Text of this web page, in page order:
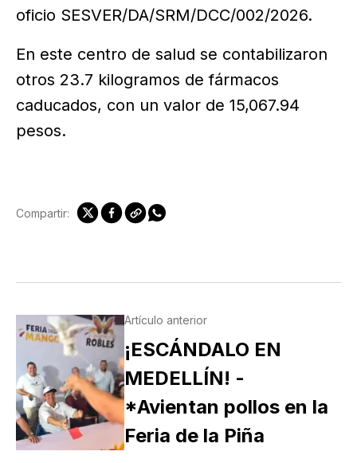
oficio SESVER/DA/SRM/DCC/002/2026.
En este centro de salud se contabilizaron
otros 23.7 kilogramos de fármacos
caducados, con un valor de 15,067.94
pesos.
Compartir:
Artículo anterior
¡ESCÁNDALO EN
MEDELLÍN! -
*Avientan pollos en la
Feria de la Piña